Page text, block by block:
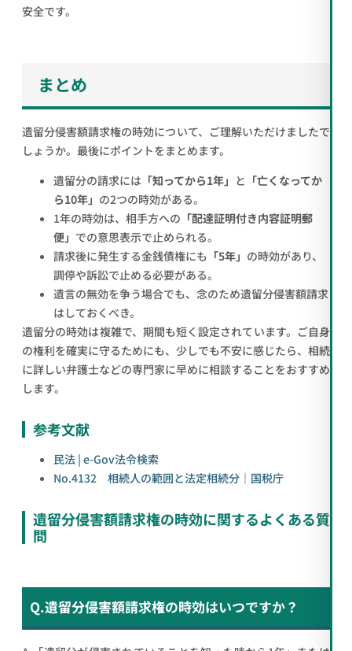
安全です。
まとめ
遺留分侵害額請求権の時効について、ご理解いただけましたで
しょうか。最後にポイントをまとめます。
遺留分の請求には 「知ってから1年」 と 「亡くなってか
ら10年」 の2つの時効がある。
1年の時効は、相手方への 「配達証明付き内容証明郵
便」 での意思表示で止められる。
請求後に発生する金銭債権にも 「5年」 の時効があり、
調停や訴訟で止める必要がある。
遺言の無効を争う場合でも、念のため遺留分侵害額請求
はしておくべき。
遺留分の時効は複雑で、期間も短く設定されています。ご自身
の権利を確実に守るためにも、少しでも不安に感じたら、相続
に詳しい弁護士などの専門家に早めに相談することをおすすめ
します。
参考文献
民法 | e-Gov法令検索
No.4132 相続人の範囲と法定相続分｜国税庁
遺留分侵害額請求権の時効に関するよくある質
問
Q.遺留分侵害額請求権の時効はいつですか？